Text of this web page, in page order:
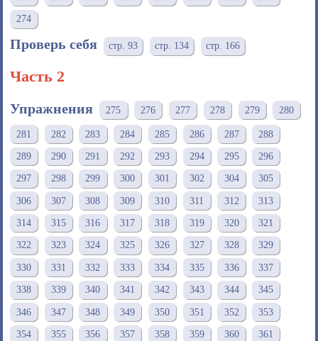
274
Проверь себя стр. 93 стр. 134 стр. 166
Часть 2
Упражнения 275 276 277 278 279 280
281 282 283 284 285 286 287 288
289 290 291 292 293 294 295 296
297 298 299 300 301 302 304 305
306 307 308 309 310 311 312 313
314 315 316 317 318 319 320 321
322 323 324 325 326 327 328 329
330 331 332 333 334 335 336 337
338 339 340 341 342 343 344 345
346 347 348 349 350 351 352 353
354 355 356 357 358 359 360 361